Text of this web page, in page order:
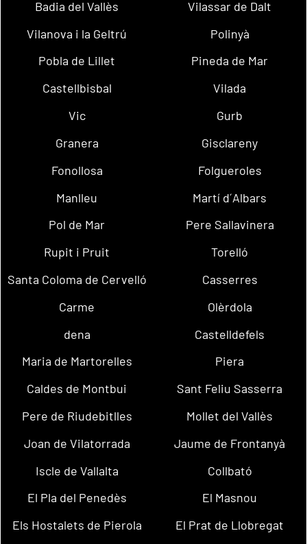
Badia del Vallès
Vilassar de Dalt
Vilanova i la Geltrú
Polinyà
Pobla de Lillet
Pineda de Mar
Castellbisbal
Vilada
Vic
Gurb
Granera
Gisclareny
Fonollosa
Folgueroles
Manlleu
Martí d´Albars
Pol de Mar
Pere Sallavinera
Rupit i Pruit
Torelló
Santa Coloma de Cervelló
Casserres
Carme
Olèrdola
dena
Castelldefels
Maria de Martorelles
Piera
Caldes de Montbui
Sant Feliu Sasserra
Pere de Riudebitlles
Mollet del Vallès
Joan de Vilatorrada
Jaume de Frontanyà
Iscle de Vallalta
Collbató
El Pla del Penedès
El Masnou
Els Hostalets de Pierola
El Prat de Llobregat